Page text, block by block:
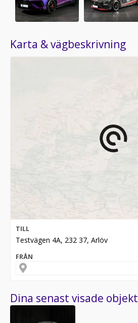
Karta & vägbeskrivning
TILL
Testvägen 4A, 232 37, Arlöv
FRÅN
Dina senast visade objekt